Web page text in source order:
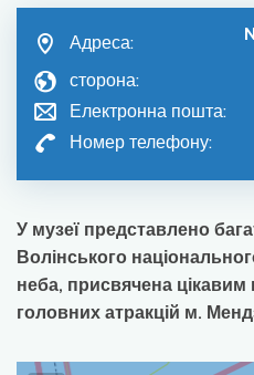
Адреса:
сторона:
Електронна пошта:
Номер телефону:
У музеї представлено
Волінського
неба, присвячена цікавим
головних атракцій м.